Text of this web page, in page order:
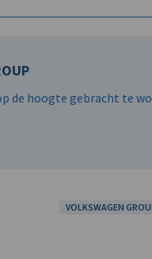
de hoogte gebracht te
VOLKSWAGEN